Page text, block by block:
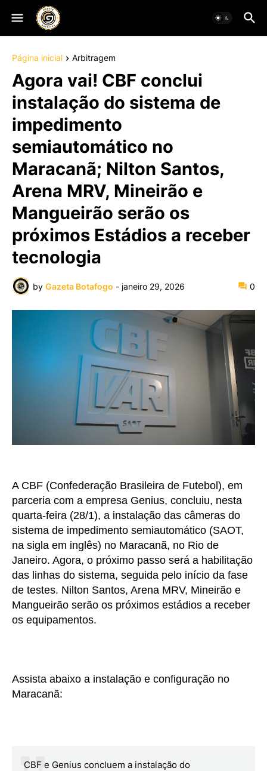
Página inicial Arbitragem
Agora vai! CBF conclui
instalação do sistema de
impedimento
semiautomático no
Maracanã; Nilton Santos,
Arena MRV, Mineirão e
Mangueirão serão os
próximos Estádios a receber
tecnologia
by Gazeta Botafogo - janeiro 29, 2026 0
A CBF (Confederação Brasileira de Futebol), em
parceria com a empresa Genius, concluiu, nesta
quarta-feira (28/1), a instalação das câmeras do
sistema de impedimento semiautomático (SAOT,
na sigla em inglês) no Maracanã, no Rio de
Janeiro. Agora, o próximo passo será a habilitação
das linhas do sistema, seguida pelo início da fase
de testes. Nilton Santos, Arena MRV, Mineirão e
Mangueirão serão os próximos estádios a receber
os equipamentos.
Assista abaixo a instalação e configuração no
Maracanã:
CBF e Genius concluem a instalação do